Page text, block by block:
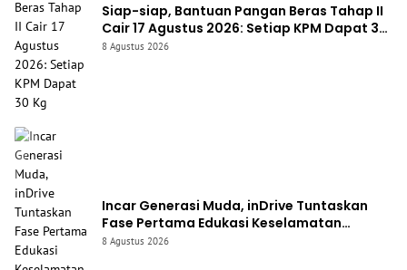
Siap-siap, Bantuan Pangan Beras Tahap II
Cair 17 Agustus 2026: Setiap KPM Dapat 30
Kg
8 Agustus 2026
Incar Generasi Muda, inDrive Tuntaskan
Fase Pertama Edukasi Keselamatan
Berkendara di Jabar
8 Agustus 2026